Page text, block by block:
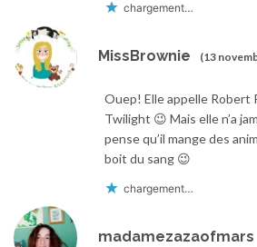
chargement…
MissBrownie (13
Ouep! Elle appelle Robert
Twilight 😉 Mais elle n’a
pense qu’il mange des
boit du sang 😉
chargement…
madamezazaofmars